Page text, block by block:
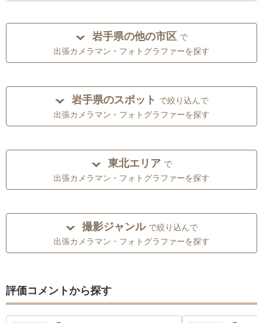
岩手県の他の市区 で
出張カメラマン・フォトグラファーを探す
岩手県のスポット で絞り込んで
出張カメラマン・フォトグラファーを探す
東北エリア で
出張カメラマン・フォトグラファーを探す
撮影ジャンル で絞り込んで
出張カメラマン・フォトグラファーを探す
評価コメントから探す